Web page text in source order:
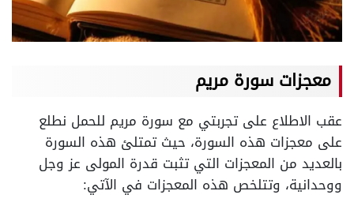
معجزات سورة مريم
عقب الاطلاع على تجربتي مع سورة مريم للحمل نطلع
على معجزات هذه السورة، حيث تمتلئ هذه السورة
بالعديد من المعجزات التي تثبت قدرة المولى عز وجل
ووحدانية، وتتلخص هذه المعجزات في الآتي: